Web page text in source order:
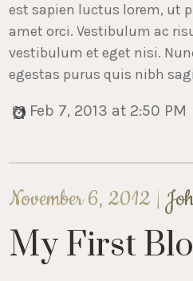
est sapien luctus lorem, ut
amet orci. Vestibulum ac
vestibulum et eget nisi.
egestas purus quis nibh
Feb 7, 2013 at 2:50 PM
November 6, 2012 |
My First